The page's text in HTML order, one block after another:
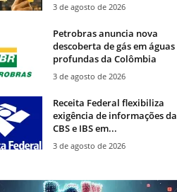
3 de agosto de 2026
Petrobras anuncia nova
descoberta de gás em águas
profundas da Colômbia
3 de agosto de 2026
Receita Federal flexibiliza
exigência de informações da
CBS e IBS em...
3 de agosto de 2026